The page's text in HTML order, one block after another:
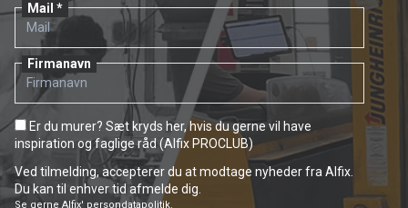
Mail
Firmanavn
Er du murer? Sæt kryds her, hvis du gerne vil have
inspiration og faglige råd (Alfix PROCLUB)
Ved tilmelding, accepterer du at modtage nyheder fra Alfix.
Du kan til enhver tid afmelde dig.
Se gerneAlfix' persondatapolitik.